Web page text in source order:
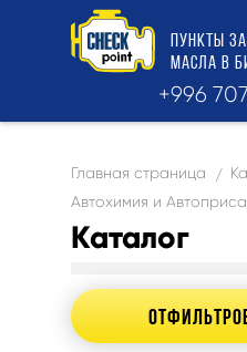
ПУНКТЫ
МАСЛА В
+996
Главная страница /
Автохимия и
Каталог